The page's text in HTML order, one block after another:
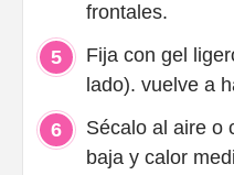
frontales.
Fija con gel
lado). vuelve a
Sécalo al aire o
baja y calor